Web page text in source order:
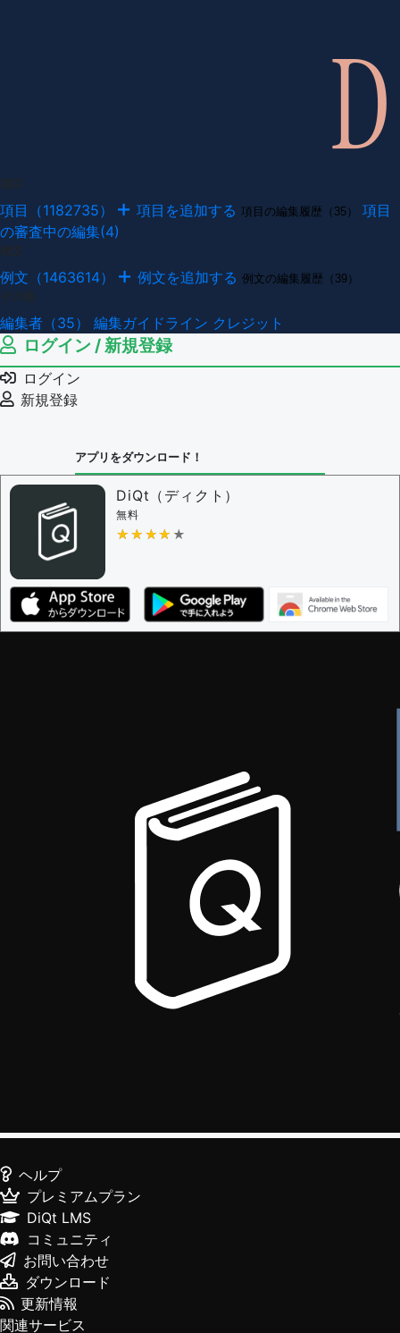
項目（1182735） 項目を追加する 項目の編集履歴（35）
項目
の審査中の編集(4)
例文（1463614） 例文を追加する 例文の編集履歴（39）
編集者（35） 編集ガイドライン クレジット
ログイン / 新規登録
ログイン
新規登録
アプリをダウンロード！
DiQt（ディクト）
無料
★★★★★
★★★★★
ヘルプ
プレミアムプラン
DiQt LMS
コミュニティ
お問い合わせ
ダウンロード
更新情報
関連サービス